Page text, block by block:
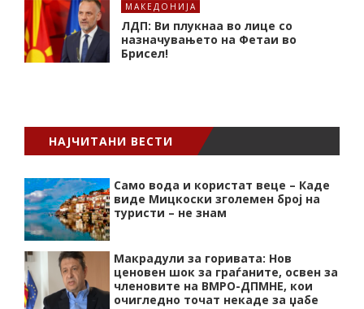
МАКЕДОНИЈА
ЛДП: Ви плукнаа во лице со
назначувањето на Фетаи во
Брисел!
НАЈЧИТАНИ ВЕСТИ
Само вода и користат веце – Каде
виде Мицкоски зголемен број на
туристи – не знам
Макрадули за горивата: Нов
ценовен шок за граѓаните, освен за
членовите на ВМРО-ДПМНЕ, кои
очигледно точат некаде за џабе